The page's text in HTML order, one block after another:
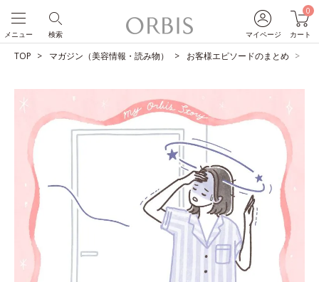
マイページ
0
カート
検索
メニュー
TOP マガジン（美容情報・読み物） お客様エピソードのまとめ